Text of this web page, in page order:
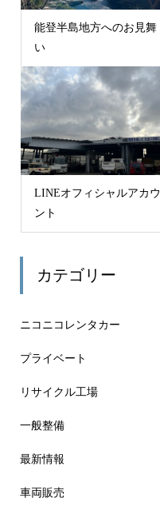
能登半島地方へのお見舞
い
LINEオフィシャルアカウ
ント
カテゴリー
ニコニコレンタカー
プライベート
リサイクル工場
一般整備
最新情報
車両販売